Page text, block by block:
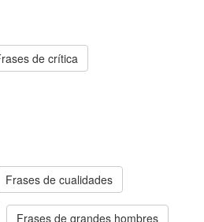
de crítica
Frases de cualidades
Frases de grandes hombres